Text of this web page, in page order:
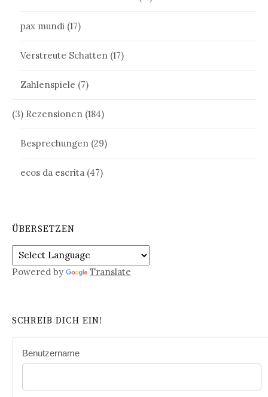
pax mundi (17)
Verstreute Schatten (17)
Zahlenspiele (7)
(3) Rezensionen (184)
Besprechungen (29)
ecos da escrita (47)
ÜBERSETZEN
Powered by Translate
SCHREIB DICH EIN!
Benutzername